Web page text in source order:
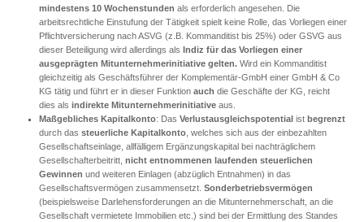
mindestens 10 Wochenstunden als erforderlich angesehen. Die
arbeitsrechtliche Einstufung der Tätigkeit spielt keine Rolle, das Vorliegen einer
Pflichtversicherung nach ASVG (z.B. Kommanditist bis 25%) oder GSVG aus
dieser Beteiligung wird allerdings als Indiz für das Vorliegen einer
ausgeprägten Mitunternehmerinitiative gelten.Wird ein Kommanditist
gleichzeitig als Geschäftsführer der Komplementär-GmbH einer GmbH & Co
KG tätig und führt er in dieser Funktion auch die Geschäfte der KG, reicht
dies als indirekte Mitunternehmerinitiativeaus.
Maßgebliches Kapitalkonto: Das Verlustausgleichspotential ist begrenzt
durch das steuerliche Kapitalkonto, welches sich aus der einbezahlten
Gesellschaftseinlage, allfälligem Ergänzungskapital bei nachträglichem
Gesellschafterbeitritt, nicht entnommenen laufenden steuerlichen
Gewinnen und weiteren Einlagen (abzüglich Entnahmen) in das
Gesellschaftsvermögen zusammensetzt. Sonderbetriebsvermögen
(beispielsweise Darlehensforderungen an die Mitunternehmerschaft, an die
Gesellschaft vermietete Immobilien etc.) sind bei der Ermittlung des Standes